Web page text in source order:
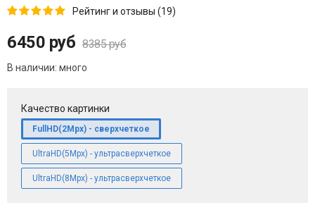
Рейтинг и отзывы (19)
6450 руб 8385 руб
В наличии: много
Качество картинки
FullHD(2Mpx) - сверхчеткое
UltraHD(5Mpx) - ультрасверхчеткое
UltraHD(8Mpx) - ультрасверхчеткое